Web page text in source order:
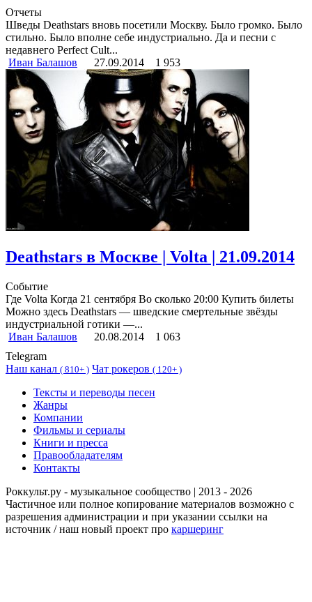
Отчеты
Шведы Deathstars вновь посетили Москву. Было громко. Было
стильно. Было вполне себе индустриально. Да и песни с
недавнего Perfect Cult...
Иван Балашов
27.09.2014 1 953
Deathstars в Москве | Volta | 21.09.2014
Событие
Где Volta Когда 21 сентября Во сколько 20:00 Купить билеты
Можно здесь Deathstars — шведские смертельные звёзды
индустриальной готики —...
Иван Балашов
20.08.2014
1 063
Telegram
Наш канал ( 810+ ) Чат рокеров ( 120+ )
Тексты и переводы песен
Жанры
Компании
Фильмы и сериалы
Книги и пресса
Правообладателям
Контакты
Роккульт.ру - музыкальное сообщество | 2013 - 2026
Частичное или полное копирование материалов возможно с
разрешения администрации и при указании ссылки на
источник / наш новый проект про каршеринг